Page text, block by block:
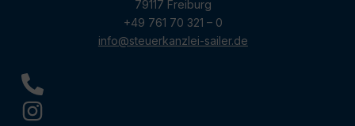
79117 Freiburg
+49 761 70 321 – 0
info@steuerkanzlei-sailer.de